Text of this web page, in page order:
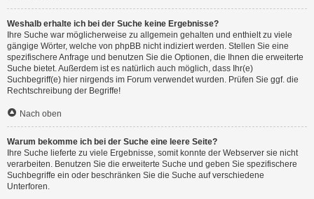
Weshalb erhalte ich bei der Suche keine Ergebnisse?
Ihre Suche war möglicherweise zu allgemein gehalten und enthielt zu viele
gängige Wörter, welche von phpBB nicht indiziert werden. Stellen Sie eine
spezifischere Anfrage und benutzen Sie die Optionen, die Ihnen die erweiterte
Suche bietet. Außerdem ist es natürlich auch möglich, dass Ihr(e)
Suchbegriff(e) hier nirgends im Forum verwendet wurden. Prüfen Sie ggf. die
Rechtschreibung der Begriffe!
Nach oben
Warum bekomme ich bei der Suche eine leere Seite?
Ihre Suche lieferte zu viele Ergebnisse, somit konnte der Webserver sie nicht
verarbeiten. Benutzen Sie die erweiterte Suche und geben Sie spezifischere
Suchbegriffe ein oder beschränken Sie die Suche auf verschiedene
Unterforen.